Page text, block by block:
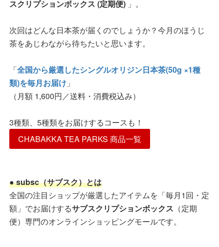
スクリプションボックス (定期便) 」。
次回はどんな日本茶が届くのでしょうか？今月のほうじ
茶をあじわながら待ちたいと思います。
「全国から厳選したシングルオリジン日本茶(50g ×1種
類)を毎月お届け 」
（月額 1,600円／送料・消費税込み）
3種類、5種類をお届けするコースも！
CHABAKKA TEA PARKS 商品一覧
● subsc（サブスク）とは
全国の注目ショップが厳選したアイテムを「毎月1回・定
額」でお届けするサブスクリプションボックス （定期
便）専門のオンラインショッピングモールです。